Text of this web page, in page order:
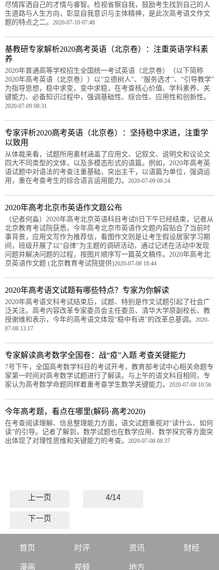
尽情挥洒自己的才情与睿智。检视省察自我，鼓励考生找到自己的人
生道路与人生方向，彰显自我意识与主体精神，是此次高考语文作文
题的特点之二。 2020-07-10 07:48
基教研专家解析2020高考英语（北京卷）：注重英语学科素
养
2020年普通高等学校招生全国统一考试英语（北京卷）（以下简称
2020年高考英语（北京卷））以“立德树人”、“服务选才”、“引导教学”
为指导思想，稳中求变，变中求稳，在考查核心价值、学科素养、关
键能力、必备知识过程中，强调基础性、综合性、应用性和创新性。
2020-07-09 08:31
专家评析2020高考英语（北京卷）：坚持稳中求进，注重学
以致用
从体裁来看，试题所用素材涵盖了应用文、记叙文、说明文和议论文
四大不同类型的文体，以及多模态形式的语篇。例如，2020年高考英
语试题中对语法的考查注重基础，突出主干，以语篇为单位，强调运
用，重在考查考生的综合语言运用能力。 2020-07-09 08:24
2020年高考北京市英语作文题公布
（记者何淼）2020年高考北京英语科目考试8日下午已经结束，记者从
北京教育考试院获悉，今年高考北京市英语作文题内容贴合了当前时
事背景，应用文写作为推荐信，看图作文则是让考生假设居家学习期
间，班级开展了以“自律”为主题的调研活动，通过记述在活动中发现
问题并解决问题的过程，按图片顺序写一篇英文稿件。2020年高考北
京英语作文题 (北京教育考试院提供)2020-07-08 18:44
2020年高考语文试题有哪些特点？专家为你解读
2020年高考语文科考试结束后，试题、特别是作文试题引起了社会广
泛关注。高考内容改革专家委员会主任委员、清华大学原副校长、教
授谢维和表示，今年的高考语文体现“稳中有进”的改革总基调。 2020-
07-08 13:17
专家解读高考数学全国卷：战“疫”入题 考查关键能力
7号下午，全国高考数学科目的考试开考，教育部考试中心相关命题专
家第一时间对高考数学试题进行了解读。与上午的语文科目相同，专
家认为高考数学命题同样着重考查学生数学关键能力。 2020-07-08 10:56
今年高考题，看点在哪里(解码·高考2020)
在考查阅读理解、信息整理能力方面，语文试题重视对“读什么、如何
读”的引导。记者了解到，数学试题也在数学应用、数学探究等方面突
出体现了对理性思维和关键能力的考查。 2020-07-08 08:37
上一页 4/14
下一页
首页 时评 资讯 财经
漫画 视频 地方